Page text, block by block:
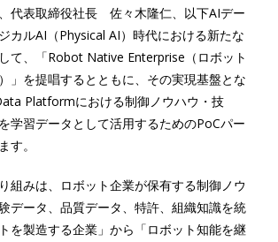
代表取締役社長 佐々木隆仁、以下AIデー
カルAI（Physical AI）時代における新たな
て、「Robot Native Enterprise（ロボット
」を提唱するとともに、その実現基盤とな
Platformにおける制御ノウハウ・技
学習データとして活用するためのPoCパー
す。
組みは、ロボット企業が保有する制御ノウ
データ、品質データ、特許、組織知識を統
を製造する企業」から「ロボット知能を継